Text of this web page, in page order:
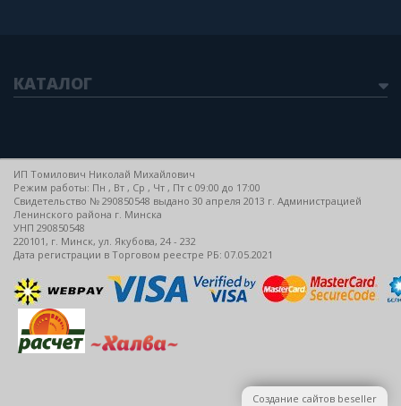
КАТАЛОГ
ИП Томилович Николай Михайлович
Режим работы: Пн , Вт , Ср , Чт , Пт c 09:00 до 17:00
Свидетельство № 290850548 выдано 30 апреля 2013 г. Администрацией
Ленинского района г. Минска
УНП 290850548
220101, г. Минск, ул. Якубова, 24 - 232
Дата регистрации в Торговом реестре РБ: 07.05.2021
Создание сайтов beseller